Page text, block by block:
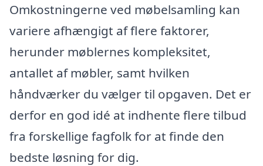
Omkostningerne ved møbelsamling kan
variere afhængigt af flere faktorer,
herunder møblernes kompleksitet,
antallet af møbler, samt hvilken
håndværker du vælger til opgaven. Det er
derfor en god idé at indhente flere tilbud
fra forskellige fagfolk for at finde den
bedste løsning for dig.